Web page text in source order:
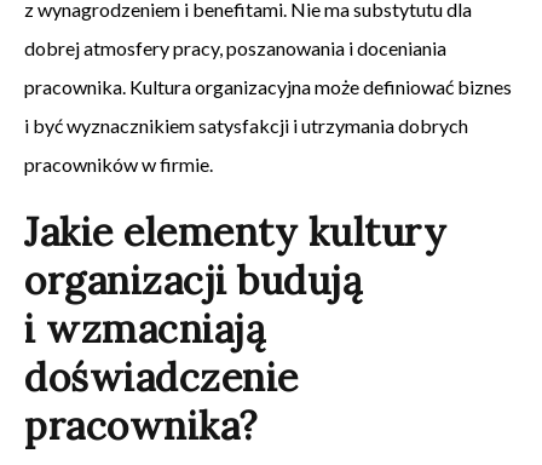
z wynagrodzeniem i benefitami. Nie ma substytutu dla
dobrej atmosfery pracy, poszanowania i doceniania
pracownika. Kultura organizacyjna może definiować biznes
i być wyznacznikiem satysfakcji i utrzymania dobrych
pracowników w firmie.
Jakie elementy kultury
organizacji budują
i wzmacniają
doświadczenie
pracownika?